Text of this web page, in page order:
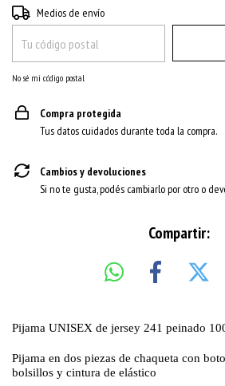
Entregas para el CP:
Medios de envío
No sé mi código postal
Compra protegida
Tus datos cuidados durante toda la compra.
Cambios y devoluciones
Si no te gusta, podés cambiarlo por otro o
Compartir:
Pijama UNISEX de jersey 241 peinado
Pijama en dos piezas de chaqueta con
bolsillos y cintura de elástico